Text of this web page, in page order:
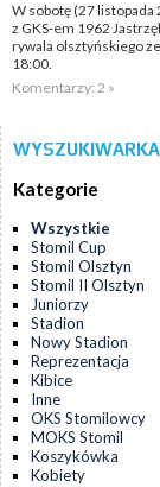
W sobotę (27 listopada
z GKS-em 1962
rywala olsztyńskiego
18:00.
Komentarzy: 2 »
Kategorie
Wszystkie
Stomil Cup
Stomil Olsztyn
Stomil II Olsztyn
Juniorzy
Stadion
Nowy Stadion
Reprezentacja
Kibice
Inne
OKS Stomilowcy
MOKS Stomil
Koszykówka
Kobiety